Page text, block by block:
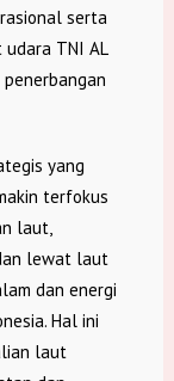
serta
TNI AL
yang
terfokus
laut,
lewat laut
dan energi
Hal ini
laut